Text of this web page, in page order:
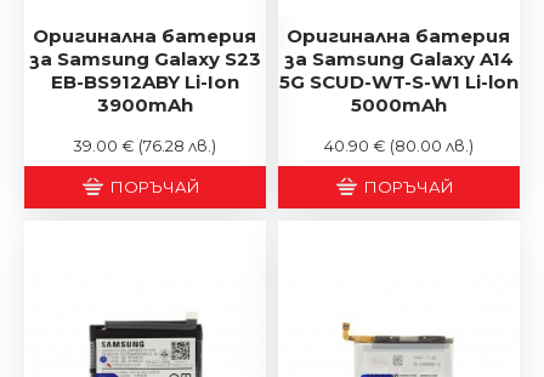
Оригинална батерия
за Samsung Galaxy S23
EB-BS912ABY Li-Ion
3900mAh
39.00 € (76.28 лв.)
ПОРЪЧАЙ
Оригинална батерия
за Samsung Galaxy A14
5G SCUD-WT-S-W1 Li-lon
5000mAh
40.90 € (80.00 лв.)
ПОРЪЧАЙ